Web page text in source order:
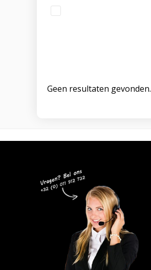
Geen resultaten gevonden.